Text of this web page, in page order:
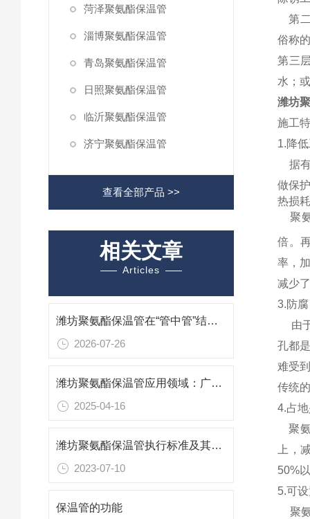
菏泽聚氨酯保温管
淄博聚氨酯保温管
青岛聚氨酯保温管
日照聚氨酯保温管
临沂聚氨酯保温管
济宁聚氨酯保温管
查看全部产品 >>
相关文章
Articles
潍坊聚氨酯保温管在“管中管”结构中的三重防护逻辑
2026-07-26
潍坊聚氨酯保温管应用领域：广泛覆盖，节能增效
2025-04-16
潍坊聚氨酯保温管执行标准及其应用
2023-07-10
保温管的功能
第
俗称
第三
水；
潍坊
施工
1.降
据
做保
热损
聚
倍。
率，
减少
3.防
由
孔都
难受
传统
4.占
聚
上，
50%
5.可
聚